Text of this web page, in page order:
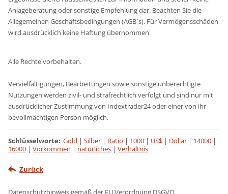
Anlageberatung oder sonstige Empfehlung dar. Beachten Sie die
Allegemeinen Geschäftsbedingungen (AGB`s). Für Vermögensschäden
wird ausdrücklich keine Haftung übernommen.
Alle Rechte vorbehalten.
Vervielfältigungen, Bearbeitungen sowie sonstige unberechtigte
Nutzungen werden zivil- und strafrechtlich verfolgt und sind nur mit
ausdrücklicher Zustimmung von Indextrader24 oder einer von ihr
bevollmächtigen Person möglich.
Schlüsselworte: Gold | Silber | Ratio | 1000 | US$ | Dollar | 14000 |
16000 | Vorkommen | natürliches | Verhältnis
Zurück
Datenschutzhinweis gemäß der EU Verordnung DSGVO